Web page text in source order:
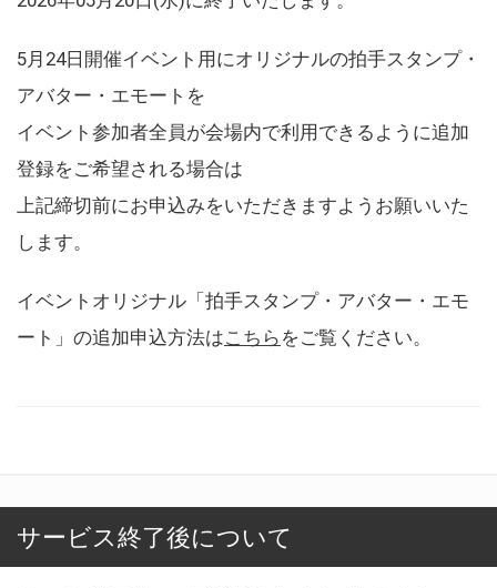
5月24日開催イベント用にオリジナルの拍手スタンプ・
アバター・エモートを
イベント参加者全員が会場内で利用できるように追加
登録をご希望される場合は
上記締切前にお申込みをいただきますようお願いいた
します。
イベントオリジナル「拍手スタンプ・アバター・エモ
ート」の追加申込方法はこちら をご覧ください。
サービス終了後について